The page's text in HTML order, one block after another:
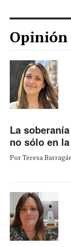
Opinión
La
no sólo en
Por Teresa